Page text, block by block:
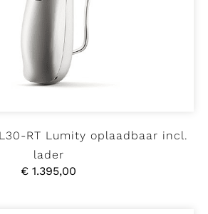
RT Lumity oplaadbaar incl.
lader
€ 1.395,00